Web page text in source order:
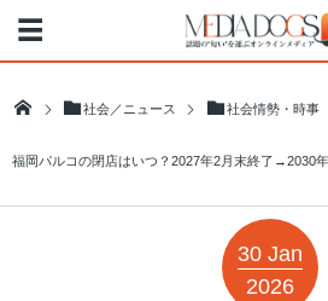
社会／ニュース 社会情勢・時事
福岡パルコの閉店はいつ？2027年2月末終了→2030
30 Jan
2026